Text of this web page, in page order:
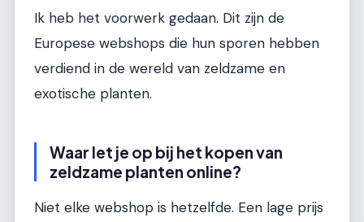
Ik heb het voorwerk gedaan. Dit zijn de
Europese webshops die hun sporen hebben
verdiend in de wereld van zeldzame en
exotische planten.
Waar let je op bij het kopen van
zeldzame planten online?
Niet elke webshop is hetzelfde. Een lage prijs